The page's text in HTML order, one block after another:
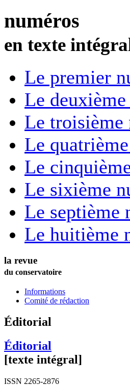
numéros
en texte
Le premier
Le
Le troisième
Le
Le
Le sixième
Le septième
Le huitième
la revue
du conservatoire
Informations
Comité de rédaction
Éditorial
Éditorial
[texte intégral]
ISSN 2265-2876